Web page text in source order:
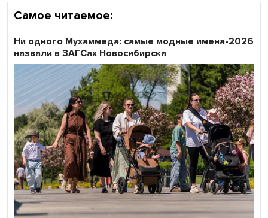
Самое читаемое:
Ни одного Мухаммеда: самые модные имена-2026
назвали в ЗАГСах Новосибирска